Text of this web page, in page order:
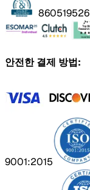
860519526
안전한 결제 방법:
9001:2015